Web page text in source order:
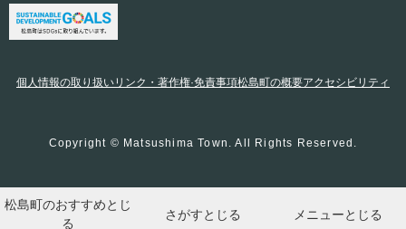
松島町のおすすめとじ
る
さがすとじる メニューとじる
個人情報の取り扱いリンク・著作権·免責事項松島町の概要アクセシビリティ
Copyright © Matsushima Town. All Rights Reserved.